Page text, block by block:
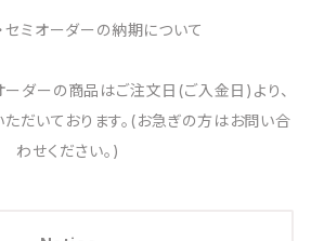
セミオーダーの納期について
ーダーの商品はご注文日(ご入金日)より、
だいております。(お急ぎの方はお問い合
わせください。)